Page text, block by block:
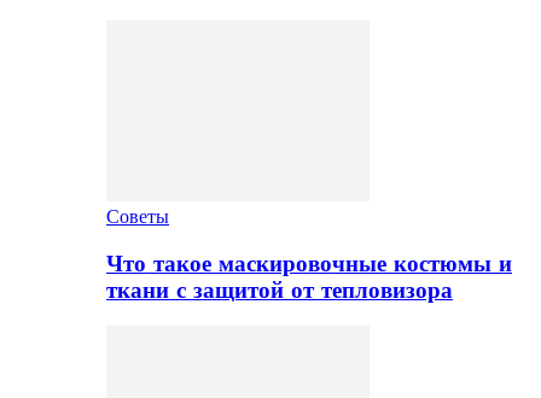
Советы
Что такое маскировочные костюмы и
ткани с защитой от тепловизора